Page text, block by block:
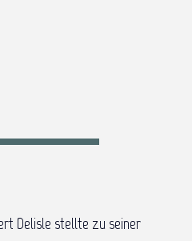
Delisle stellte zu seiner